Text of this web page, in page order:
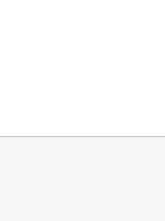
myös Turkissa
kulttuurissa